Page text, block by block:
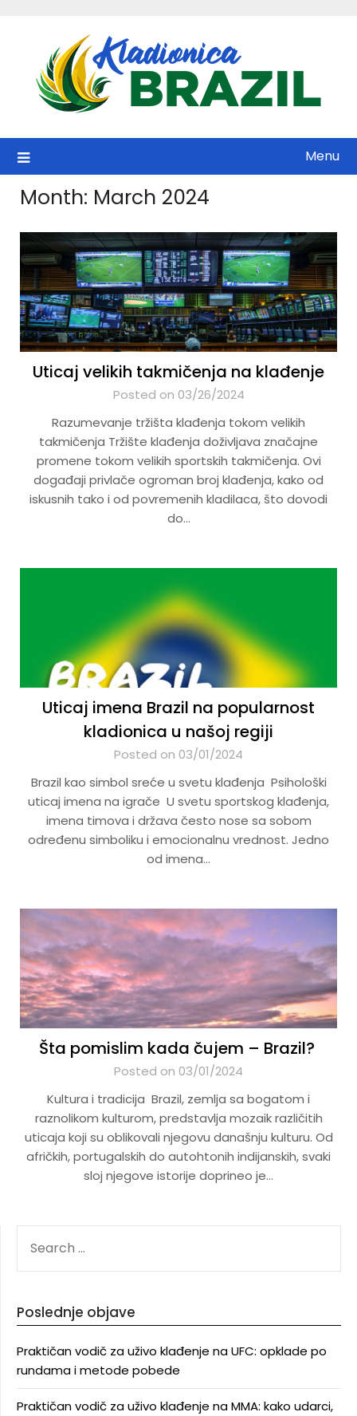
Menu
Month: March 2024
Uticaj velikih takmičenja na klađenje
Posted on 03/26/2024
Razumevanje tržišta klađenja tokom velikih
takmičenja Tržište klađenja doživljava značajne
promene tokom velikih sportskih takmičenja. Ovi
događaji privlače ogroman broj klađenja, kako od
iskusnih tako i od povremenih kladilaca, što dovodi
do…
Uticaj imena Brazil na popularnost
kladionica u našoj regiji
Posted on 03/01/2024
Brazil kao simbol sreće u svetu klađenja Psihološki
uticaj imena na igrače U svetu sportskog klađenja,
imena timova i država često nose sa sobom
određenu simboliku i emocionalnu vrednost. Jedno
od imena…
Šta pomislim kada čujem – Brazil?
Posted on 03/01/2024
Kultura i tradicija Brazil, zemlja sa bogatom i
raznolikom kulturom, predstavlja mozaik različitih
uticaja koji su oblikovali njegovu današnju kulturu. Od
afričkih, portugalskih do autohtonih indijanskih, svaki
sloj njegove istorije doprineo je…
FOR:
Poslednje objave
Praktičan vodič za uživo klađenje na UFC: opklade po
rundama i metode pobede
Praktičan vodič za uživo klađenje na MMA: kako udarci,